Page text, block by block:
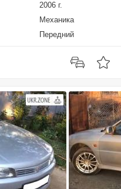
2006 г.
Механика
Передний